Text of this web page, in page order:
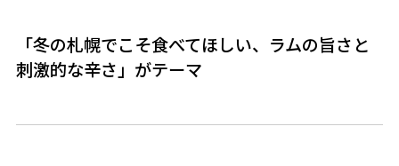
「冬の札幌でこそ食べてほしい、ラムの旨さと
刺激的な辛さ」がテーマ